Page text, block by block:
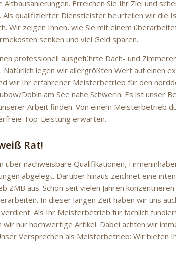
Erreichen Sie Ihr Ziel und
Als qualifizierter Dienstleister beurteilen wir die
Wir zeigen Ihnen, wie Sie mit einem
senken und viel Geld sparen.
professionell ausgeführte Dach- und
Natürlich legen wir allergrößten Wert auf einen
wir Ihr erfahrener Meisterbetrieb für den
Dobin am See nahe Schwerin. Es ist unser
Arbeit finden. Von einem Meisterbetrieb
Top-Leistung erwarten.
Rat!
nachweisbare Qualifikationen,
abgelegt. Darüber hinaus zeichnet eine
ZMB aus. Schon seit vielen Jahren konzentrieren
In dieser langen Zeit haben wir uns
Als Ihr Meisterbetrieb für fachlich
nur hochwertige Artikel. Dabei achten wir
Versprechen als Meisterbetrieb: Wir bieten